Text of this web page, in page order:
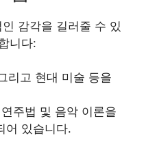
감각을 길러줄 수 있
니다:
리고 현대 미술 등을
주법 및 음악 이론을
어 있습니다.